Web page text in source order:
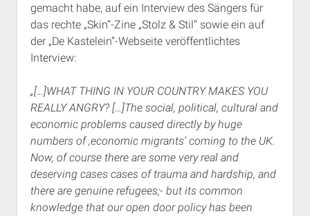
gemacht habe, auf ein Interview des Sängers für
das rechte „Skin“-Zine „Stolz & Stil“ sowie ein auf
der „De Kastelein“-Webseite veröffentlichtes
Interview:
„[…]WHAT THING IN YOUR COUNTRY MAKES YOU
REALLY ANGRY? […]The social, political, cultural and
economic problems caused directly by huge
numbers of ‚economic migrants‘ coming to the UK.
Now, of course there are some very real and
deserving cases cases of trauma and hardship, and
there are genuine refugees;- but its common
knowledge that our open door policy has been